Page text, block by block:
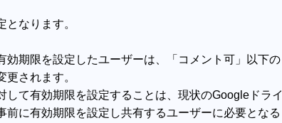
なります。
効期限を設定したユーザーは、「コメント可」以下の
されます。
して有効期限を設定することは、現状のGoogleドライ
前に有効期限を設定し共有するユーザーに必要となる